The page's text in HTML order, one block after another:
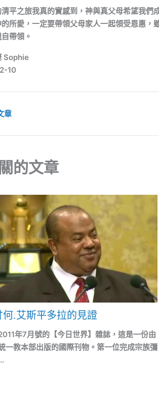
平之旅我真的實感到，神與真父母希望我
所愛，一定要帶領父母家人一起領受恩惠
帶領。
Sophie
10
章
的文章
何.艾斯平多拉的見證
年7月號的【今日世界】雜誌，這是一份由
一教本部出版的國際刊物。第一位完成宗族彌